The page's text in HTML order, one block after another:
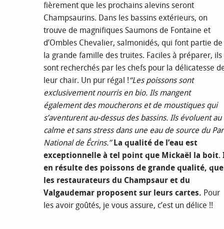
fièrement que les prochains alevins seront
Champsaurins. Dans les bassins extérieurs, on
trouve de magnifiques Saumons de Fontaine et
d’Ombles Chevalier, salmonidés, qui font partie de
la grande famille des truites. Faciles à préparer, ils
sont recherchés par les chefs pour la délicatesse
leur chair. Un pur régal !“Les poissons sont
exclusivement nourris en bio. Ils mangent
également des moucherons et de moustiques qui
s’aventurent au-dessus des bassins. Ils évoluent au
calme et sans stress dans une eau de source du
National de Écrins.” La qualité de l’eau est
exceptionnelle à tel point que Mickaël la boit.
en résulte des poissons de grande qualité, que
les restaurateurs du Champsaur et du
Valgaudemar proposent sur leurs cartes. Pour
les avoir goûtés, je vous assure, c’est un délice !!